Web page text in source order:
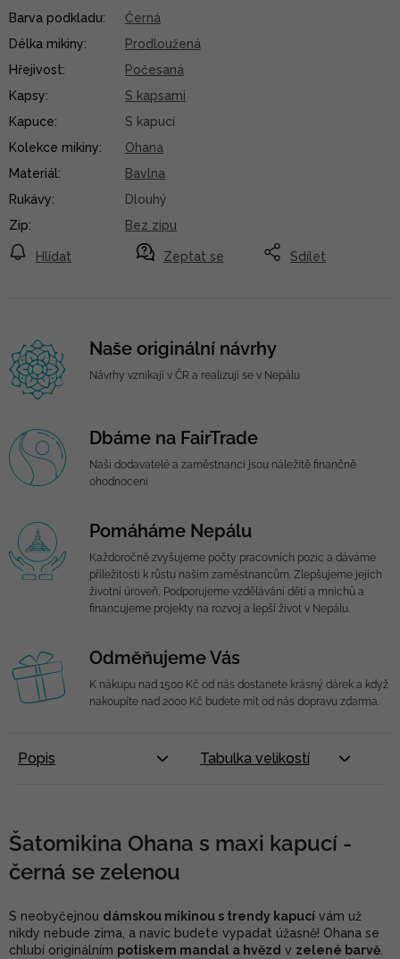
Zeptat se
Hlídat Sdílet
Barva podkladu:
Černá
Délka mikiny:
Prodloužená
Hřejivost:
Počesaná
Kapsy:
S kapsami
Kapuce:
S kapucí
Kolekce mikiny:
Ohana
Materiál:
Bavlna
Rukávy:
Dlouhý
Zip: Bez zipu
Naše originální návrhy
Návrhy vznikají v ČR a realizují se v Nepálu
Dbáme na FairTrade
Naši dodavatelé a zaměstnanci jsou náležitě finančně
ohodnoceni
Pomáháme Nepálu
Každoročně zvyšujeme počty pracovních pozic a dáváme
příležitosti k růstu našim zaměstnancům. Zlepšujeme jejich
životní úroveň, Podporujeme vzdělávání dětí a mnichů a
financujeme projekty na rozvoj a lepší život v Nepálu.
Odměňujeme Vás
K nákupu nad 1500 Kč od nás dostanete krásný dárek a když
nakoupíte nad 2000 Kč budete mít od nás dopravu zdarma.
Popis Tabulka velikostí
Šatomikina Ohana s maxi kapucí -
černá se zelenou
S neobyčejnou dámskou mikinou s trendy kapucí vám už
nikdy nebude zima, a navíc budete vypadat úžasně! Ohana se
chlubí originálním potiskem mandal a hvězd v zelené barvě